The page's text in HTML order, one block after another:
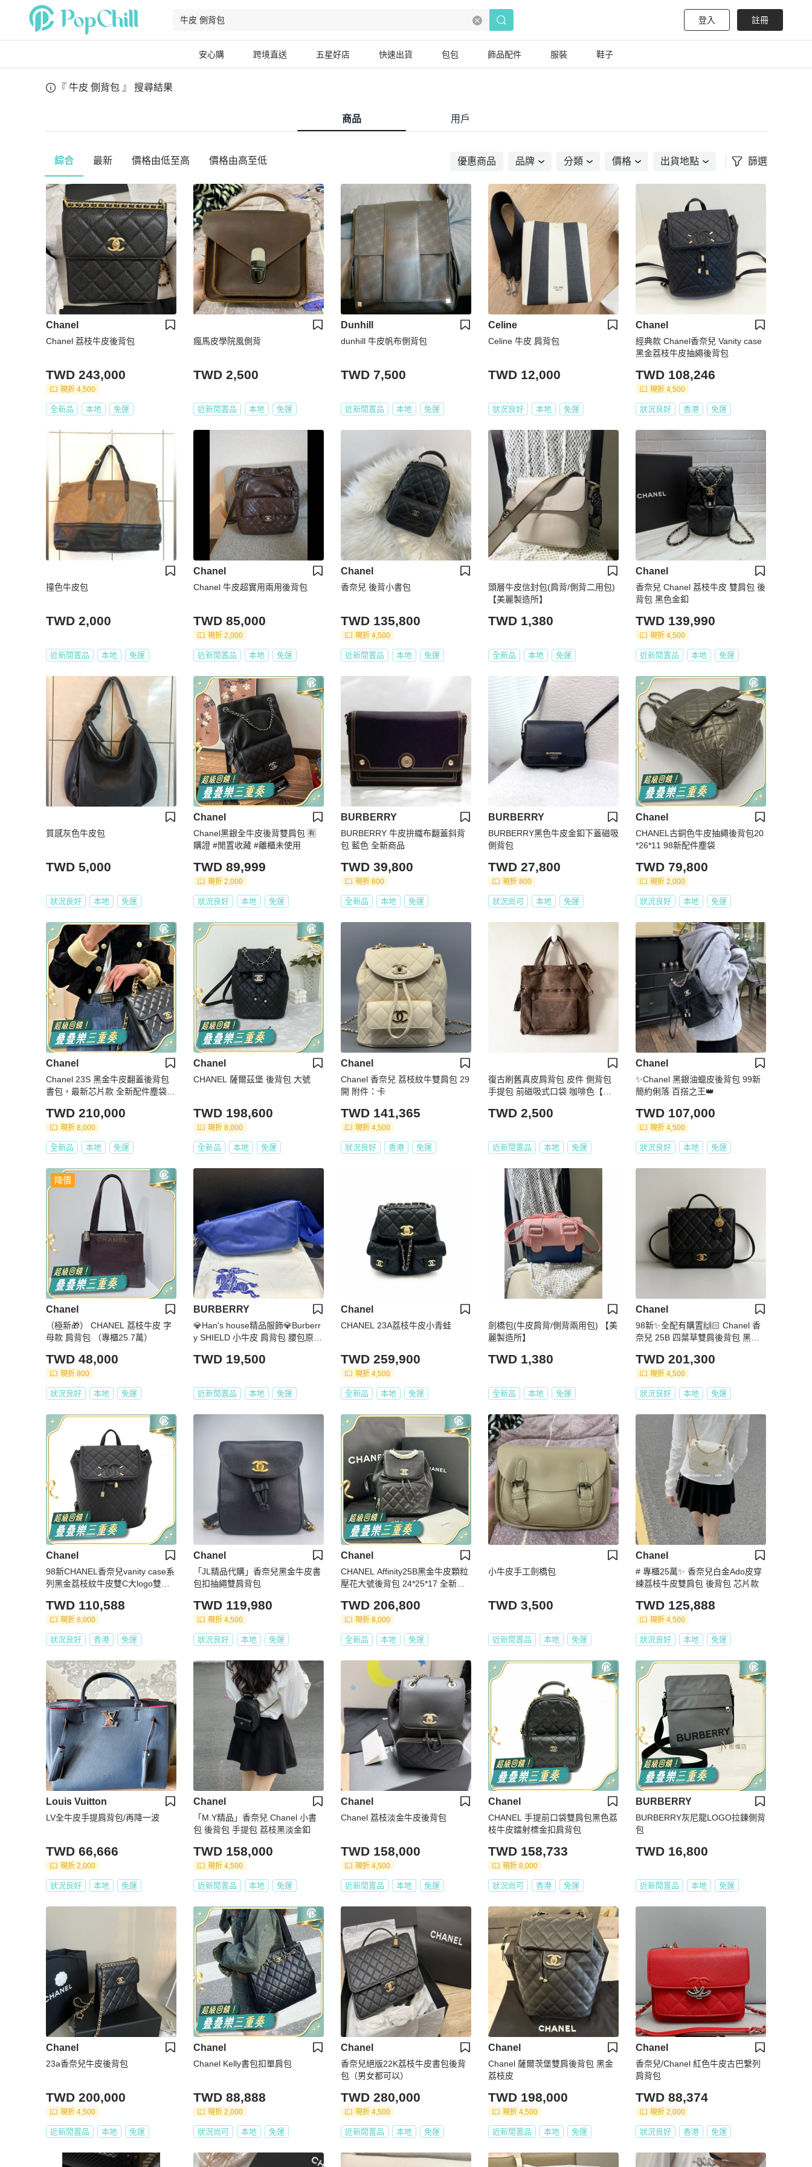
登入 註冊
安心購 跨境直送 五星好店 快速出貨 包包 飾品配件 服裝 鞋子
『 牛皮 側背包 』 搜尋結果
商品 用戶
綜合 最新 價格由低至高 價格由高至低 優惠商品 品牌 分類 價格 出貨地點 篩選
Chanel
Chanel 荔枝牛皮後背包
TWD 243,000
現折 4,500
全新品 本地 免運
瘋馬皮學院風側背
TWD 2,500
近新閒置品 本地 免運
Dunhill
dunhill 牛皮帆布側背包
TWD 7,500
近新閒置品 本地 免運
Celine
Celine 牛皮 肩背包
TWD 12,000
狀況良好 本地 免運
Chanel
經典款 Chanel香奈兒 Vanity case
黑金荔枝牛皮抽繩後背包
TWD 108,246
現折 4,500
狀況良好 香港 免運
撞色牛皮包
TWD 2,000
近新閒置品 本地 免運
Chanel
Chanel 牛皮超實用兩用後背包
TWD 85,000
現折 2,000
近新閒置品 本地 免運
Chanel
香奈兒 後背小書包
TWD 135,800
現折 4,500
近新閒置品 本地 免運
頭層牛皮信封包(肩背/側背二用包)
【美麗製造所】
TWD 1,380
全新品 本地 免運
Chanel
香奈兒 Chanel 荔枝牛皮 雙肩包 後
背包 黑色金釦
TWD 139,990
現折 4,500
近新閒置品 本地 免運
質感灰色牛皮包
TWD 5,000
狀況良好 本地 免運
Chanel
Chanel黑銀全牛皮後背雙肩包 🈶
購證 #閒置收藏 #離櫃未使用
TWD 89,999
現折 2,000
狀況良好 本地 免運
BURBERRY
BURBERRY 牛皮拚織布翻蓋斜背
包 藍色 全新商品
TWD 39,800
現折 800
全新品 本地 免運
BURBERRY
BURBERRY黑色牛皮金釦下蓋磁吸
側背包
TWD 27,800
現折 800
狀況尚可 本地 免運
Chanel
CHANEL古銅色牛皮抽繩後背包20
*26*11 98新配件塵袋
TWD 79,800
現折 2,000
狀況良好 本地 免運
Chanel
Chanel 23S 黑金牛皮翻蓋後背包
書包，最新芯片款 全新配件塵袋盒
TWD 210,000
現折 8,000
全新品 本地 免運
Chanel
CHANEL 薩爾茲堡 後背包 大號
TWD 198,600
現折 8,000
全新品 本地 免運
Chanel
Chanel 香奈兒 荔枝紋牛雙肩包 29
開 附件：卡
TWD 141,365
現折 4,500
狀況良好 香港 免運
復古刷舊真皮肩背包 皮件 側背包
手提包 前磁吸式口袋 咖啡色【壽
TWD 2,500
近新閒置品 本地 免運
Chanel
✨Chanel 黑銀油蠟皮後背包 99新
簡約俐落 百搭之王👑
TWD 107,000
現折 4,500
狀況良好 本地 免運
降價
Chanel
（極新🎁） CHANEL 荔枝牛皮 字
母款 肩背包 （專櫃25.7萬）
TWD 48,000
現折 800
狀況良好 本地 免運
BURBERRY
💎Han's house精品服飾💎Burberr
y SHIELD 小牛皮 肩背包 腰包原價
TWD 19,500
近新閒置品 本地 免運
Chanel
CHANEL 23A荔枝牛皮小青蛙
TWD 259,900
現折 4,500
全新品 本地 免運
劍橋包(牛皮肩背/側背兩用包) 【美
麗製造所】
TWD 1,380
全新品 本地 免運
Chanel
98新✨全配有購置🙌🏻 Chanel 香
奈兒 25B 四葉草雙肩後背包 黑色
TWD 201,300
現折 4,500
狀況良好 本地 免運
Chanel
98新CHANEL香奈兒vanity case系
列黑金荔枝紋牛皮雙C大logo雙肩
TWD 110,588
現折 8,000
狀況良好 香港 免運
Chanel
「JL精品代購」香奈兒黑金牛皮書
包扣抽繩雙肩背包
TWD 119,980
現折 4,500
狀況良好 本地 免運
Chanel
CHANEL Affinity25B黑金牛皮顆粒
壓花大號後背包 24*25*17 全新配
TWD 206,800
現折 8,000
全新品 本地 免運
小牛皮手工劍橋包
TWD 3,500
近新閒置品 本地 免運
Chanel
# 專櫃25萬✨ 香奈兒白金Ado皮穿
練荔枝牛皮雙肩包 後背包 芯片款
TWD 125,888
現折 4,500
狀況良好 本地 免運
Louis Vuitton
LV全牛皮手提肩背包/再降一波
TWD 66,666
現折 2,000
狀況良好 本地 免運
Chanel
「M.Y精品」香奈兒 Chanel 小書
包 後背包 手提包 荔枝黑淡金釦
TWD 158,000
現折 4,500
近新閒置品 本地 免運
Chanel
Chanel 荔枝淡金牛皮後背包
TWD 158,000
現折 4,500
近新閒置品 本地 免運
Chanel
CHANEL 手提前口袋雙肩包黑色荔
枝牛皮鐳射標金扣肩背包
TWD 158,733
現折 8,000
狀況尚可 香港 免運
BURBERRY
BURBERRY灰尼龍LOGO拉鍊側背
包
TWD 16,800
近新閒置品 本地 免運
Chanel
23a香奈兒牛皮後背包
TWD 200,000
現折 4,500
近新閒置品 本地 免運
Chanel
Chanel Kelly書包扣單肩包
TWD 88,888
現折 2,000
狀況尚可 本地 免運
Chanel
香奈兒絕版22K荔枝牛皮書包後背
包（男女都可以）
TWD 280,000
現折 4,500
近新閒置品 本地 免運
Chanel
Chanel 薩爾茨堡雙肩後背包 黑金
荔枝皮
TWD 198,000
現折 4,500
近新閒置品 本地 免運
Chanel
香奈兒/Chanel 紅色牛皮古巴繫列
肩背包
TWD 88,374
現折 2,000
狀況良好 香港 免運